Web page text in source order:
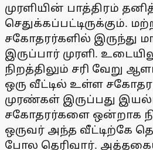
முரளியின் பாத்திரம்
செதுக்கப்பட்டிருக்கும்.
சகோதரர்களில் இருந்து
இருப்பார் முரளி.
நிறத்திலும் சரி வேறு
ஒரு வீட்டில் உள்ள
முரண்கள் இருப்பது
சகோதரர்களை ஒன்றாக
ஒருவர் அந்த வீட்டிற்கே
போல தெரிவார்.